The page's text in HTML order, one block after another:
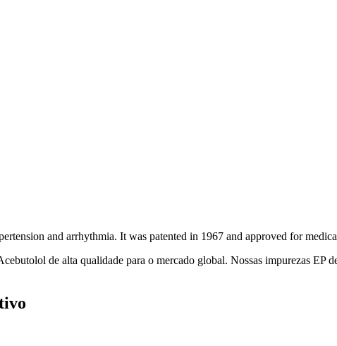
and arrhythmia. It was patented in 1967 and approved for
de alta qualidade para o mercado global. Nossas impurezas EP